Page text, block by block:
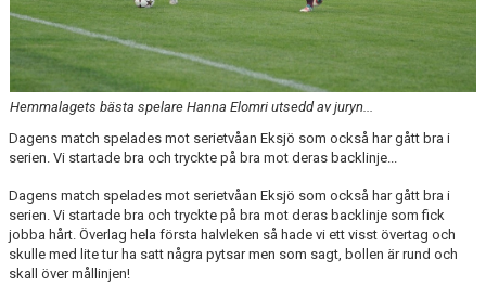
Hemmalagets bästa spelare Hanna Elomri utsedd av juryn...
Dagens match spelades mot serietvåan Eksjö som också har gått bra i
serien. Vi startade bra och tryckte på bra mot deras backlinje...
Dagens match spelades mot serietvåan Eksjö som också har gått bra i
serien. Vi startade bra och tryckte på bra mot deras backlinje som fick
jobba hårt. Överlag hela första halvleken så hade vi ett visst övertag och
skulle med lite tur ha satt några pytsar men som sagt, bollen är rund och
skall över mållinjen!